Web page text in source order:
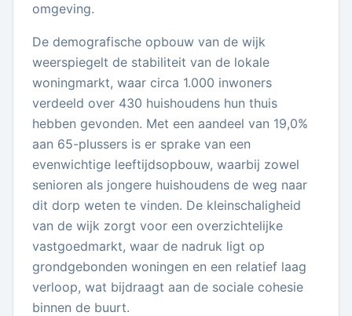
omgeving.
De demografische opbouw van de wijk
weerspiegelt de stabiliteit van de lokale
woningmarkt, waar circa 1.000 inwoners
verdeeld over 430 huishoudens hun thuis
hebben gevonden. Met een aandeel van 19,0%
aan 65-plussers is er sprake van een
evenwichtige leeftijdsopbouw, waarbij zowel
senioren als jongere huishoudens de weg naar
dit dorp weten te vinden. De kleinschaligheid
van de wijk zorgt voor een overzichtelijke
vastgoedmarkt, waar de nadruk ligt op
grondgebonden woningen en een relatief laag
verloop, wat bijdraagt aan de sociale cohesie
binnen de buurt.